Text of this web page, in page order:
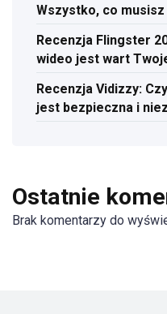
Wszystko, co
Recenzja Flingster
wideo jest wart
Recenzja Vidizzy:
jest bezpieczna i
Ostatnie
Brak komentarzy do